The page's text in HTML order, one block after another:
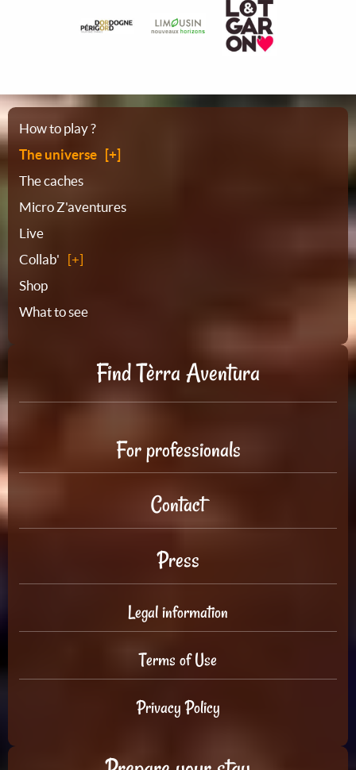
Sitemap
How to play ?
The universe
The caches
Micro Z'aventures
Live
Collab'
Shop
What to see
Find Tèrra Aventura
For professionals
Contact
Press
Legal information
Terms of Use
Privacy Policy